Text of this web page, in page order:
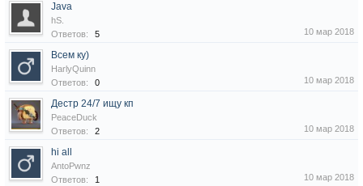
Java
hS.
Ответов:
5 10 мар 2018
Всем ку)
HarlyQuinn
Ответов:
0 10 мар 2018
Дестр 24/7 ищу кп
PeaceDuck
Ответов:
2 10 мар 2018
hi all
AntoPwnz
Ответов:
1 10 мар 2018